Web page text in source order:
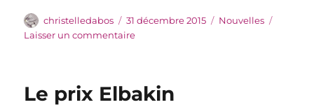
Auteur
christelledabos
Publié
le
31 décembre 2015 Catégories
Nouvelles
Laisser un commentairesur
Le prix Elbakin